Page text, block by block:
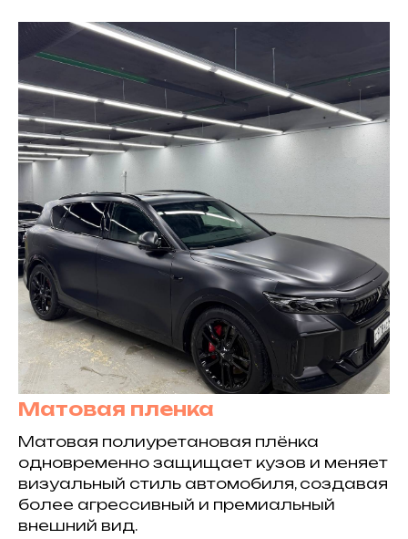
Матовая пленка
Матовая полиуретановая плёнка
одновременно защищает кузов и меняет
визуальный стиль автомобиля, создавая
более агрессивный и премиальный
внешний вид.